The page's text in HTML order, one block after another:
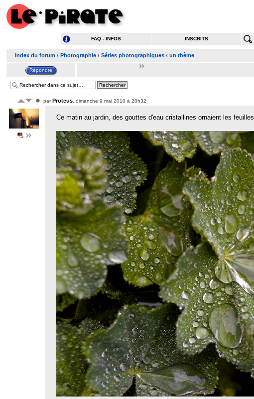
FAQ - INFOS INSCRITS
Index du forum ‹ Photographie ‹ Séries photographiques ‹ un thème
parProteus , dimanche 9 mai 2010 à 20h32
Ce matin au jardin, des gouttes d'eau cristallines ornaient les feuilles